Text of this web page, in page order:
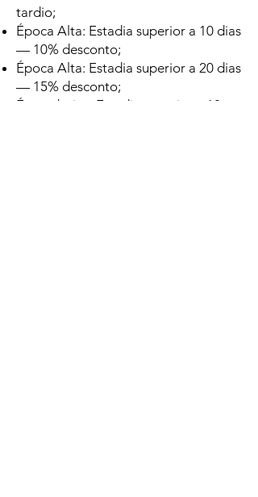
tardio;
Época Alta: Estadia superior a 10 dias
— 10% desconto;
Época Alta: Estadia superior a 20 dias
— 15% desconto;
Época baixa: Estadia superior a 10